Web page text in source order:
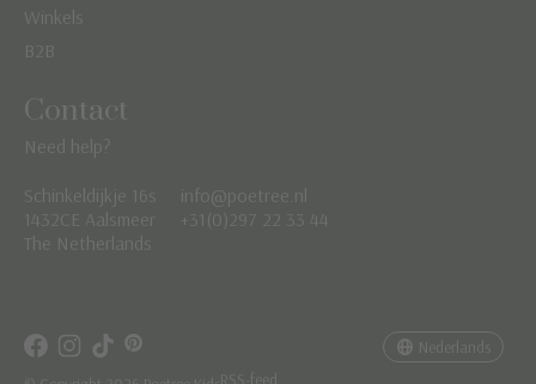
Winkels
B2B
Contact
Need help?
Schinkeldijkje 16s
1432CE Aalsmeer
The Netherlands
info@poetree.nl
+31(0)297 22 33 44
RSS-feed
Nederlands
Nederlands